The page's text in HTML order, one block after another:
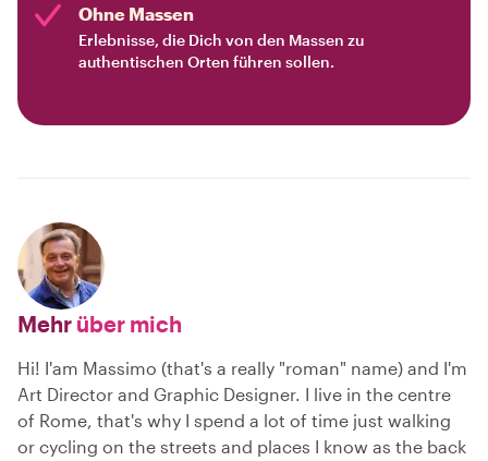
Ohne Massen
Erlebnisse, die Dich von den Massen zu
authentischen Orten führen sollen.
Mehr über mich
Hi! I'am Massimo (that's a really "roman" name) and I'm
Art Director and Graphic Designer. I live in the centre
of Rome, that's why I spend a lot of time just walking
or cycling on the streets and places I know as the back